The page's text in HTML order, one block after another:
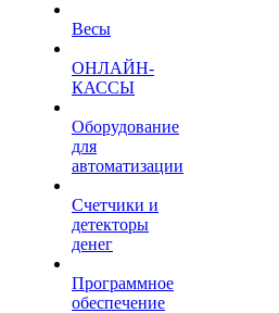
Весы
ОНЛАЙН-
КАССЫ
Оборудование
для
автоматизации
Счетчики и
детекторы
денег
Программное
обеспечение